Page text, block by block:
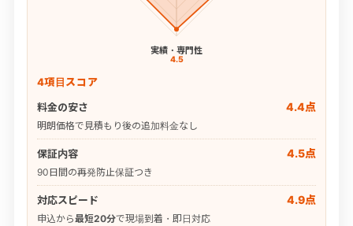
実績・専門性
4.5
4項目スコア
料金の安さ
4.4点
明朗価格で見積もり後の追加料金なし
保証内容 4.5点
90日間の再発防止保証つき
対応スピード 4.9点
申込から最短20分で現場到着・即日対応